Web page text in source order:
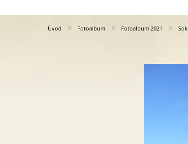
Úvod Fotoalbum Fotoalbum 2021